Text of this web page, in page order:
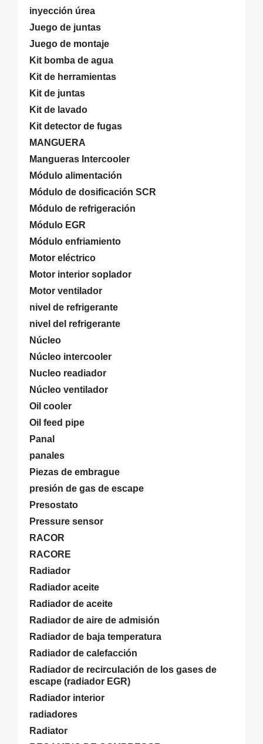
inyección úrea
Juego de juntas
Juego de montaje
Kit bomba de agua
Kit de herramientas
Kit de juntas
Kit de lavado
Kit detector de fugas
MANGUERA
Mangueras Intercooler
Módulo alimentación
Módulo de dosificación SCR
Módulo de refrigeración
Módulo EGR
Módulo enfriamiento
Motor eléctrico
Motor interior soplador
Motor ventilador
nivel de refrigerante
nivel del refrigerante
Núcleo
Núcleo intercooler
Nucleo readiador
Núcleo ventilador
Oil cooler
Oil feed pipe
Panal
panales
Piezas de embrague
presión de gas de escape
Presostato
Pressure sensor
RACOR
RACORE
Radiador
Radiador aceite
Radiador de aceite
Radiador de aire de admisión
Radiador de baja temperatura
Radiador de calefacción
Radiador de recirculación de los gases de
escape (radiador EGR)
Radiador interior
radiadores
Radiator